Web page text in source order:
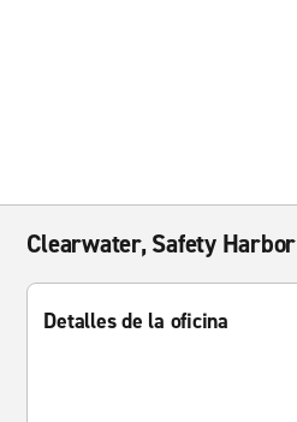
Clearwater, Safety Harbor
Detalles de la oficina